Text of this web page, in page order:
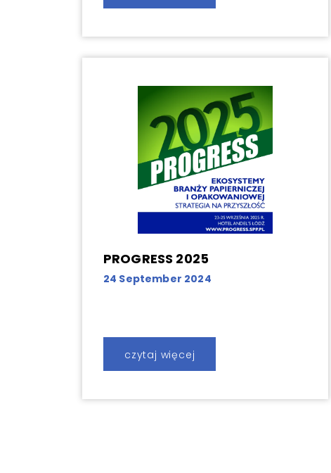
PROGRESS 2025
24 September 2024
czytaj więcej